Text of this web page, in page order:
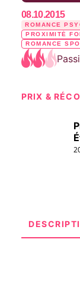
08.10.2015
ROMANCE
PROXIMITÉ
ROMANCE
PRIX &